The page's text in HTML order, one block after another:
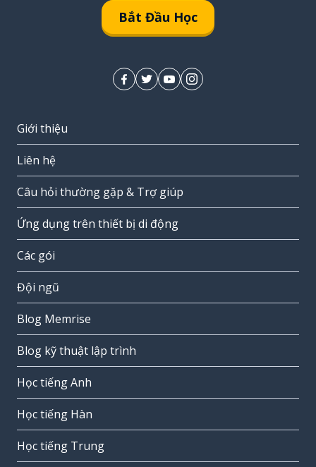
Bắt Đầu Học
Giới thiệu
Liên hệ
Câu hỏi thường gặp & Trợ giúp
Ứng dụng trên thiết bị di động
Các gói
Đội ngũ
Blog Memrise
Blog kỹ thuật lập trình
Học tiếng Anh
Học tiếng Hàn
Học tiếng Trung